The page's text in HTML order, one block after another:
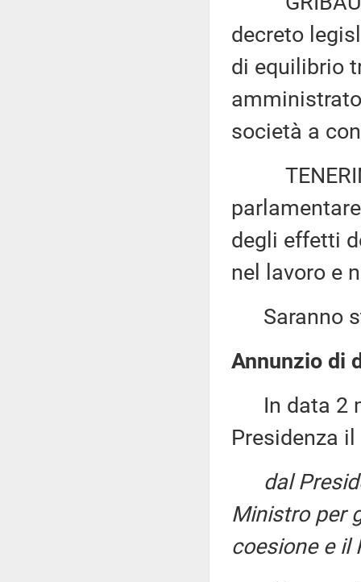
decreto
di equilibrio
società a
degli effetti
nel lavoro e
Saranno
Annunzio di
In data 2
Presidenza
dal
Ministro per
coesione e il